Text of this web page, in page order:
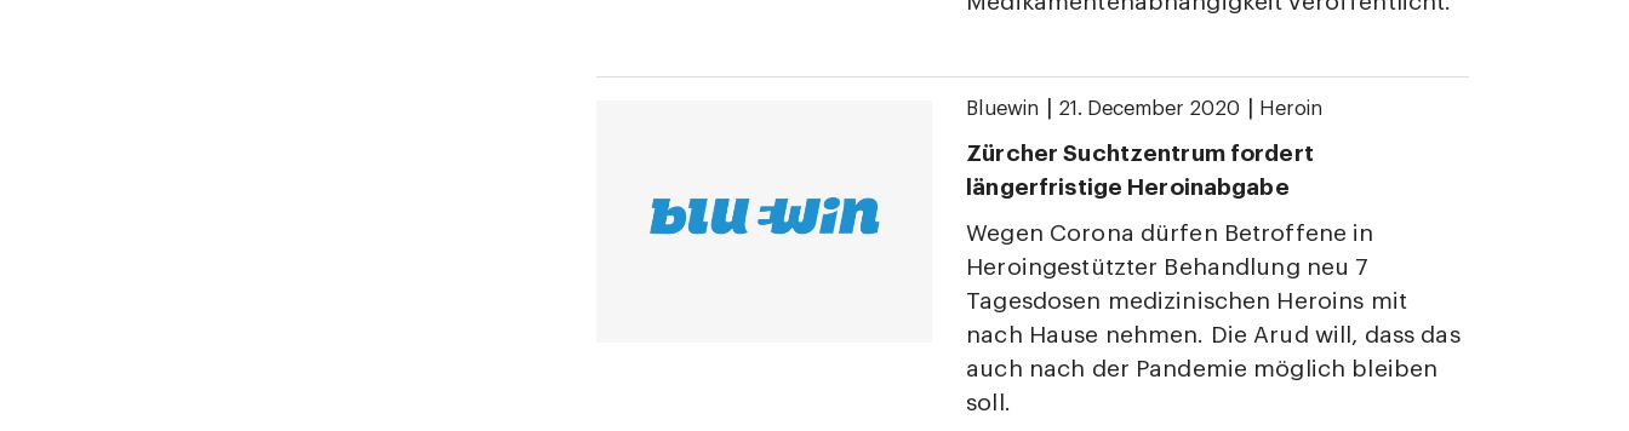
Bluewin 21. December 2020 Heroin
Zürcher Suchtzentrum fordert
längerfristige Heroinabgabe
Wegen Corona dürfen Betroffene in
Heroingestützter Behandlung neu 7
Tagesdosen medizinischen Heroins mit
nach Hause nehmen. Die Arud will, dass das
auch nach der Pandemie möglich bleiben
soll.